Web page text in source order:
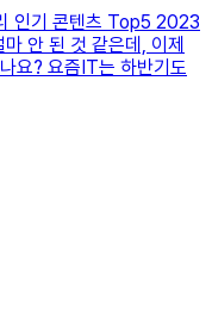
인기 콘텐츠 Top5 2023
안 된 것 같은데, 이제
요? 요즘IT는 하반기도